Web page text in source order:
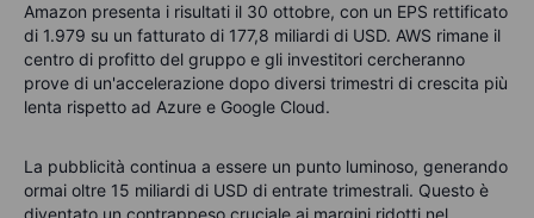
Amazon presenta i risultati il 30 ottobre, con un EPS rettificato
di 1.979 su un fatturato di 177,8 miliardi di USD. AWS rimane il
centro di profitto del gruppo e gli investitori cercheranno
prove di un'accelerazione dopo diversi trimestri di crescita più
lenta rispetto ad Azure e Google Cloud.
La pubblicità continua a essere un punto luminoso, generando
ormai oltre 15 miliardi di USD di entrate trimestrali. Questo è